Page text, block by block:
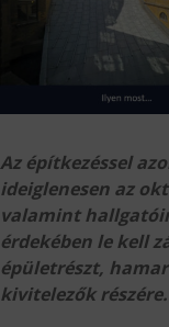
Az építkezéssel
ideiglenesen az
valamint
érdekében le kell
épületrészt,
kivitelezők részére.